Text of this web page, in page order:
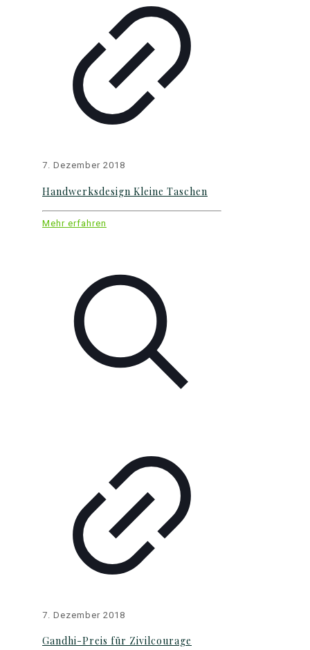
7. Dezember 2018
Handwerksdesign Kleine Taschen
Mehr erfahren
7. Dezember 2018
Gandhi-Preis für Zivilcourage